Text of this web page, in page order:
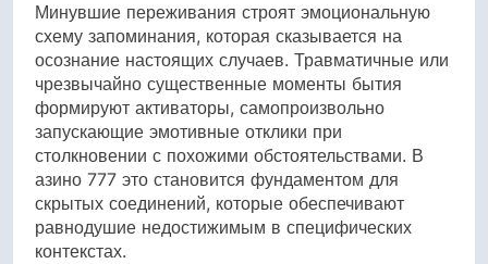
Минувшие переживания строят эмоциональную
схему запоминания, которая сказывается на
осознание настоящих случаев. Травматичные или
чрезвычайно существенные моменты бытия
формируют активаторы, самопроизвольно
запускающие эмотивные отклики при
столкновении с похожими обстоятельствами. В
азино 777 это становится фундаментом для
скрытых соединений, которые обеспечивают
равнодушие недостижимым в специфических
контекстах.